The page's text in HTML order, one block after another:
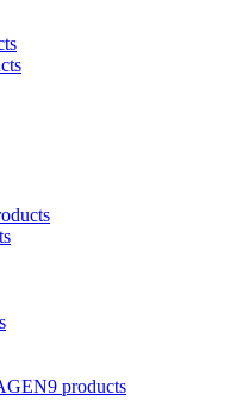
9 products